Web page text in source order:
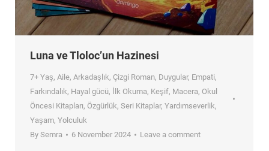
Luna ve Tloloc’un Hazinesi
7+ Yaş, Aile, Arkadaşlık, Çizgi Roman, Duygular, Empati,
Farkındalık, Hayal gücü, İlk Okuma, Keşif, Macera, Okul
Öncesi Kitapları, Özgürlük, Seri Kitaplar, Yardımseverlik,
Yaşam, Yolculuk
By Semra 6 November 2024 Leave a comment